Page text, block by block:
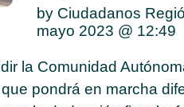
by Ciudadanos
mayo 2023 @ 12:49
la Comunidad
pondrá en marcha